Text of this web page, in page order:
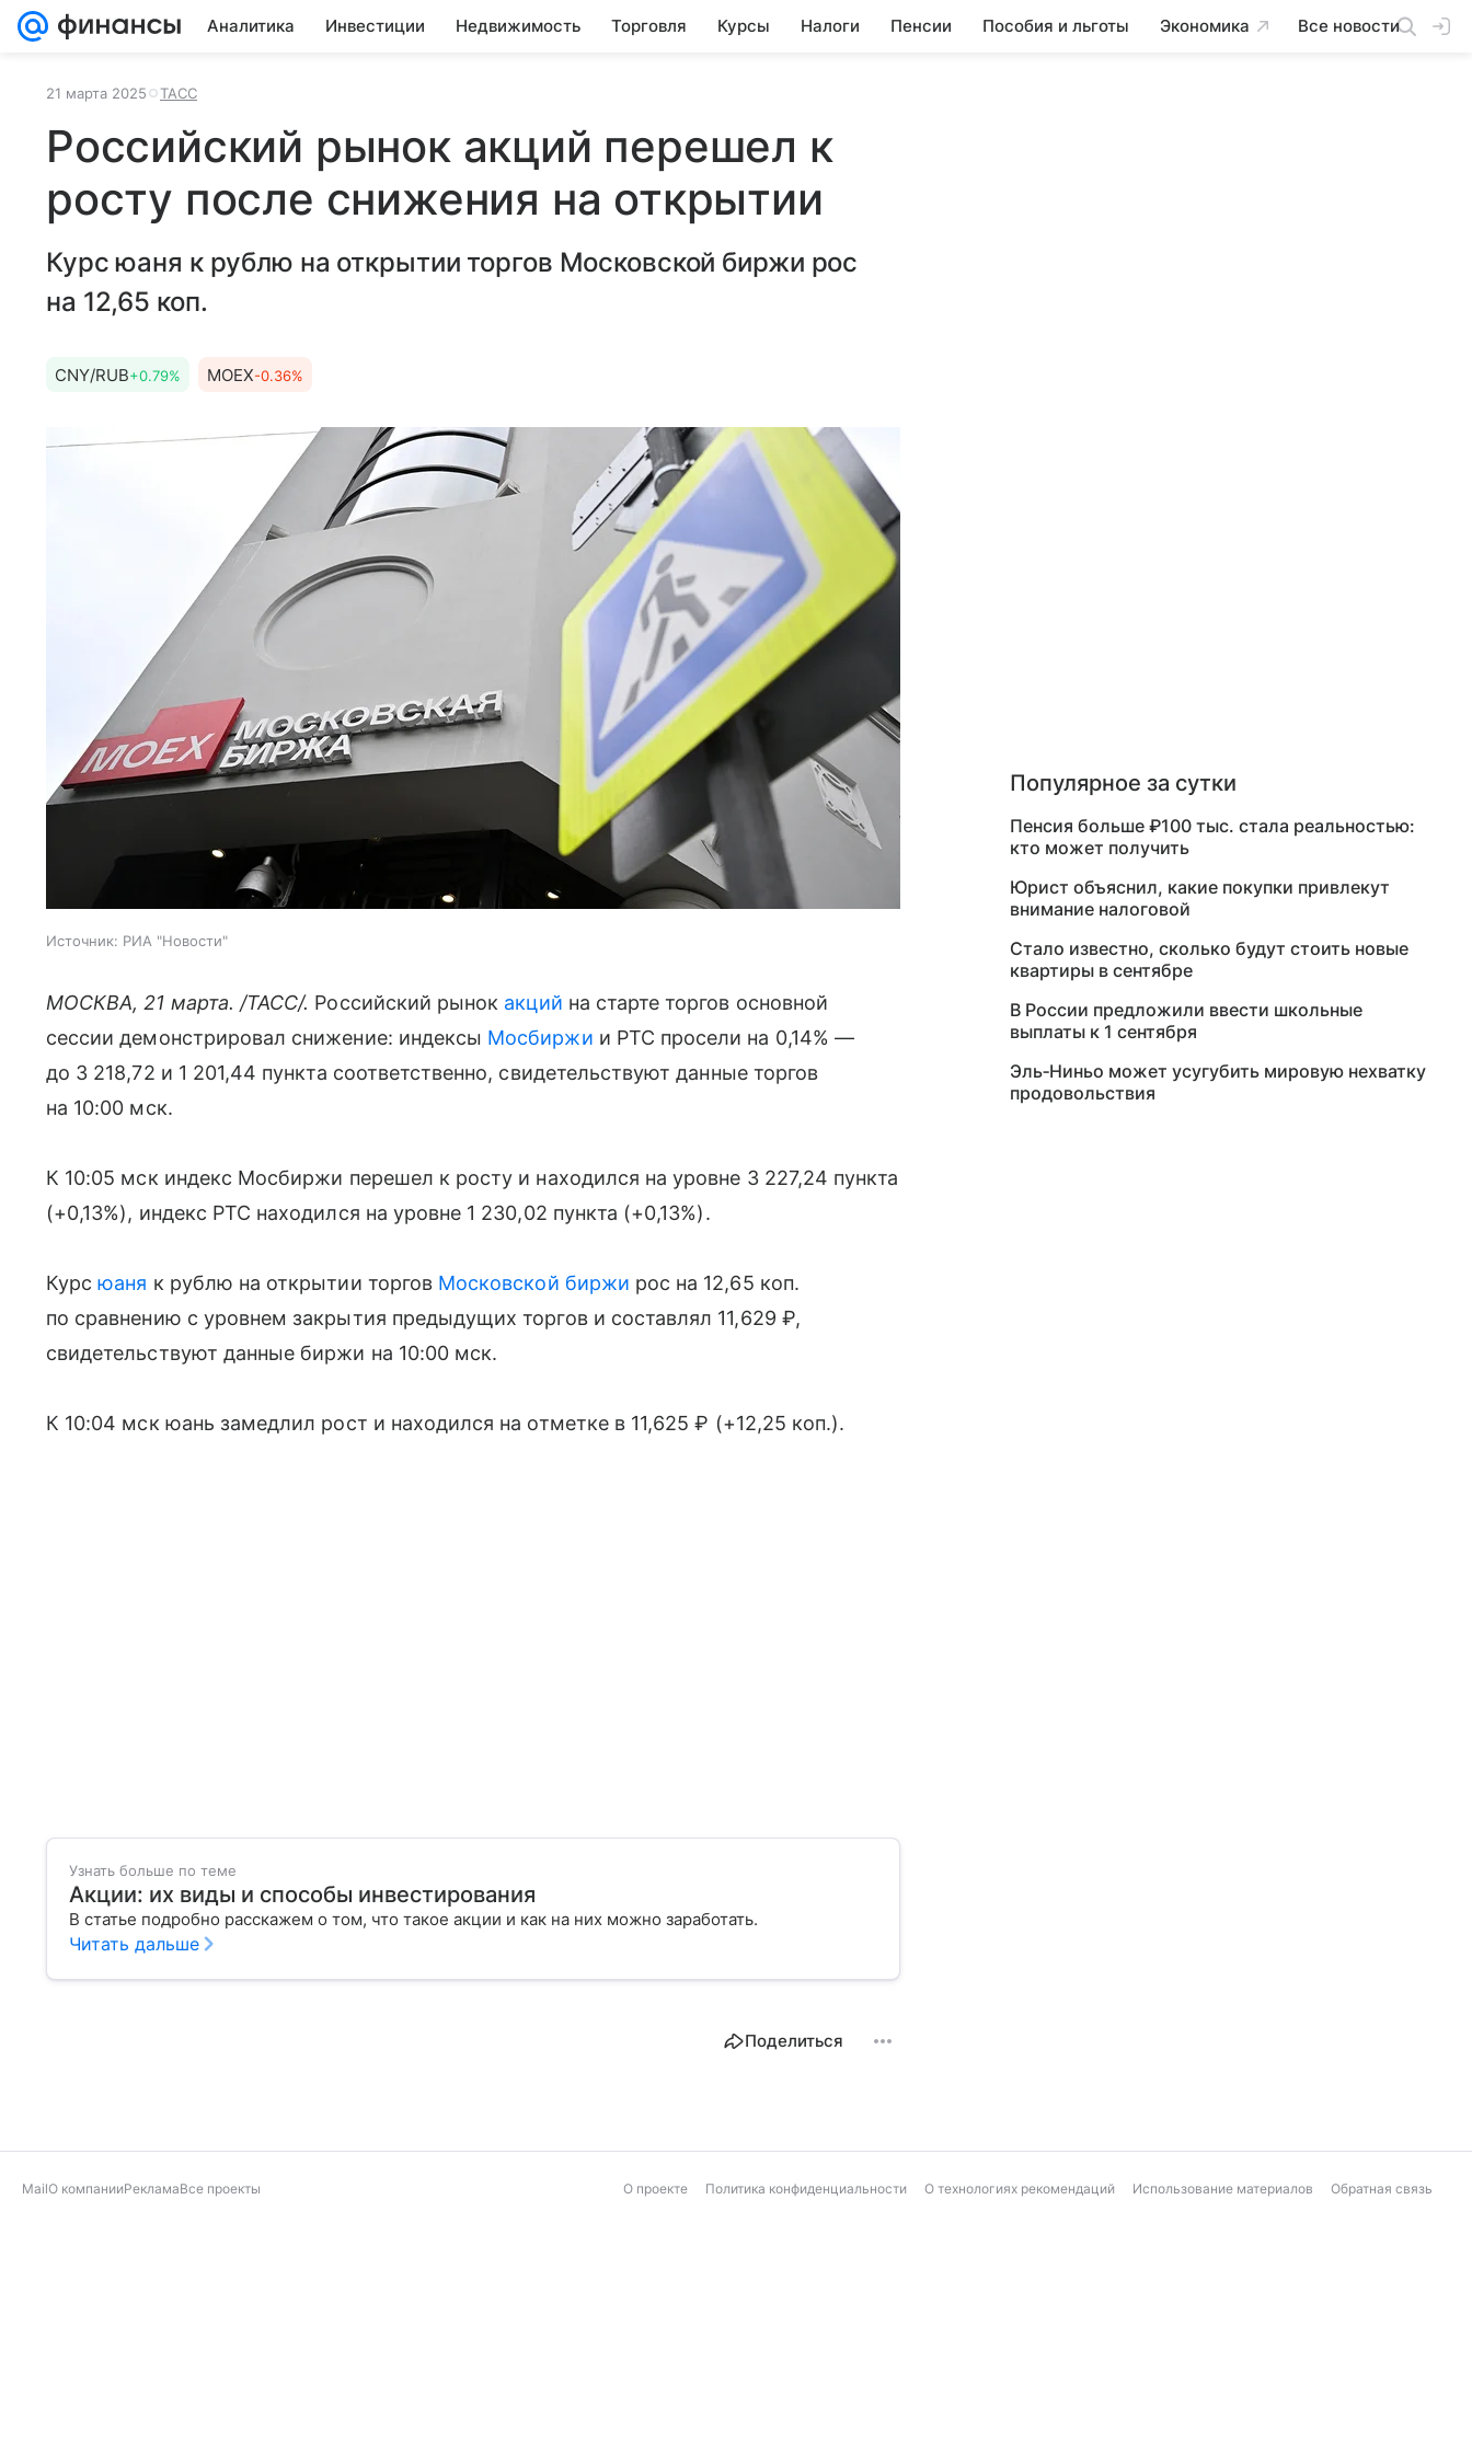
Аналитика Инвестиции Недвижимость Торговля Курсы Налоги Пенсии Пособия и льготы Экономика Все новости
21 марта 2025 ТАСС
Российский рынок акций перешел к
росту после снижения на открытии
Курс юаня к рублю на открытии торгов Московской биржи рос
на 12,65 коп.
CNY/RUB+0.79% MOEX-0.36%
Источник: РИА "Новости"
МОСКВА, 21 марта. /ТАСС/. Российский рынок акций на старте торгов основной
сессии демонстрировал снижение: индексы Мосбиржи и РТС просели на 0,14% —
до 3 218,72 и 1 201,44 пункта соответственно, свидетельствуют данные торгов
на 10:00 мск.
К 10:05 мск индекс Мосбиржи перешел к росту и находился на уровне 3 227,24 пункта
(+0,13%), индекс РТС находился на уровне 1 230,02 пункта (+0,13%).
Курсюаня к рублю на открытии торгов Московской биржи рос на 12,65 коп.
по сравнению с уровнем закрытия предыдущих торгов и составлял 11,629 ₽,
свидетельствуют данные биржи на 10:00 мск.
К 10:04 мск юань замедлил рост и находился на отметке в 11,625 ₽ (+12,25 коп.).
Узнать больше по теме
Акции: их виды и способы инвестирования
В статье подробно расскажем о том, что такое акции и как на них можно заработать.
Читать дальше
Поделиться
Популярное за сутки
Пенсия больше ₽100 тыс. стала реальностью:
кто может получить
Юрист объяснил, какие покупки привлекут
внимание налоговой
Стало известно, сколько будут стоить новые
квартиры в сентябре
В России предложили ввести школьные
выплаты к 1 сентября
Эль‑Ниньо может усугубить мировую нехватку
продовольствия
MailО компанииРекламаВсе проекты О проекте Политика конфиденциальности О технологиях рекомендаций Использование материалов Обратная связь